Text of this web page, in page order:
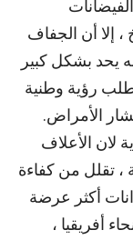
، إلا أن الجفاف
يحد بشكل كبير
رؤية وطنية
الأمراض.
لان الأعلاف
، تقلل من كفاءة
أكثر عرضة
أفريقيا ،